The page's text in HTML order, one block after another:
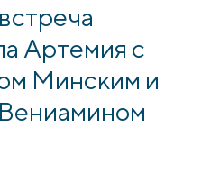
Артемия с
Минским и